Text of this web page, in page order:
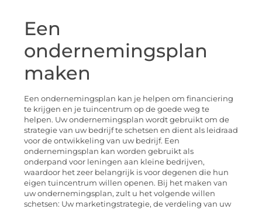
Een
ondernemingsplan
maken
Een ondernemingsplan kan je helpen om financiering
te krijgen en je tuincentrum op de goede weg te
helpen. Uw ondernemingsplan wordt gebruikt om de
strategie van uw bedrijf te schetsen en dient als leidraad
voor de ontwikkeling van uw bedrijf. Een
ondernemingsplan kan worden gebruikt als
onderpand voor leningen aan kleine bedrijven,
waardoor het zeer belangrijk is voor degenen die hun
eigen tuincentrum willen openen. Bij het maken van
uw ondernemingsplan, zult u het volgende willen
schetsen: Uw marketingstrategie, de verdeling van uw